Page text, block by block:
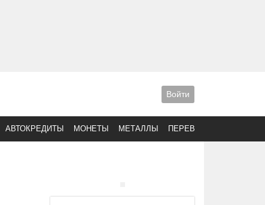
Войти
АВТОКРЕДИТЫ МОНЕТЫ МЕТАЛЛЫ ПЕРЕВОДЫ